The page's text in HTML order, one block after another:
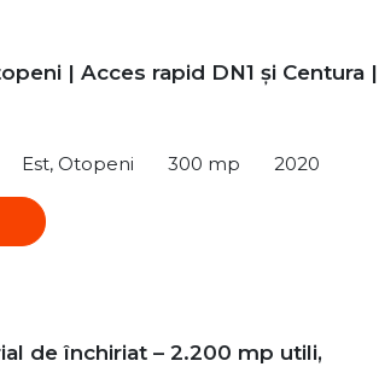
| Acces rapid DN1 și Centura |
Est, Otopeni 300 mp 2020
de închiriat – 2.200 mp utili,